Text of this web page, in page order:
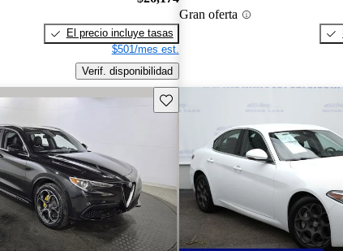
El precio incluye tasas
$501/mes est.
Verif. disponibilidad
Gran oferta
Guarda este Aviso